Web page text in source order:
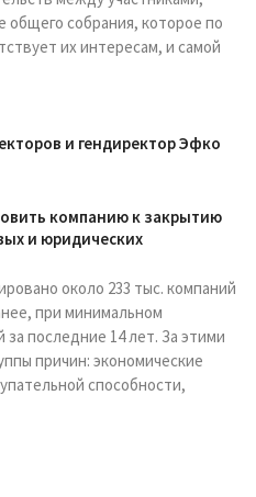
собрания, которое по
их интересам, и самой
и гендиректор Эфко
компанию к закрытию
и юридических
около 233 тыс. компаний
при минимальном
последние 14 лет. За этими
причин: экономические
способности,